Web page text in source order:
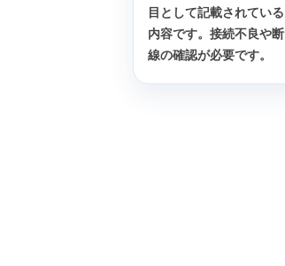
目として記載されている
内容です。接続不良や断
線の確認が必要です。